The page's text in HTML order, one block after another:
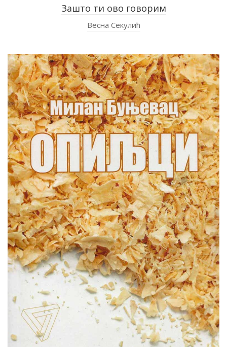
Зашто ти ово говорим
Весна Секулић